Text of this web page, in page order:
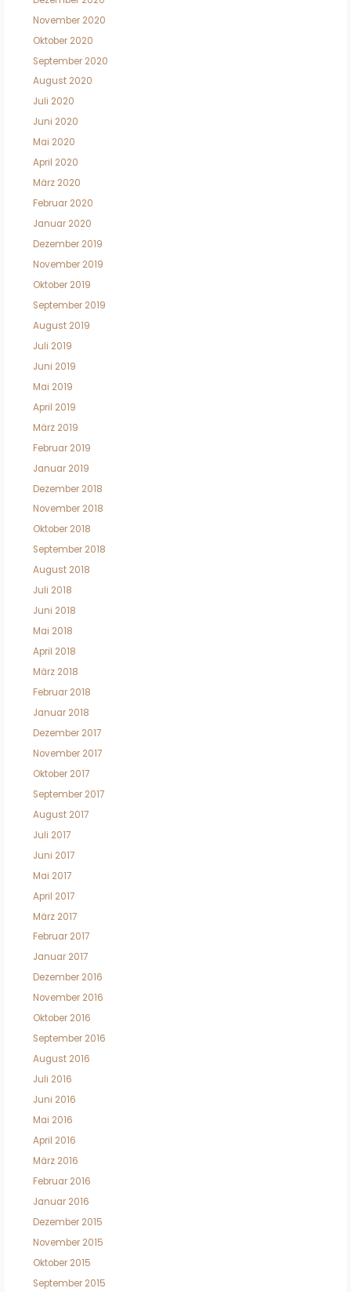
November 2020
Oktober 2020
September 2020
August 2020
Juli 2020
Juni 2020
Mai 2020
April 2020
März 2020
Februar 2020
Januar 2020
Dezember 2019
November 2019
Oktober 2019
September 2019
August 2019
Juli 2019
Juni 2019
Mai 2019
April 2019
März 2019
Februar 2019
Januar 2019
Dezember 2018
November 2018
Oktober 2018
September 2018
August 2018
Juli 2018
Juni 2018
Mai 2018
April 2018
März 2018
Februar 2018
Januar 2018
Dezember 2017
November 2017
Oktober 2017
September 2017
August 2017
Juli 2017
Juni 2017
Mai 2017
April 2017
März 2017
Februar 2017
Januar 2017
Dezember 2016
November 2016
Oktober 2016
September 2016
August 2016
Juli 2016
Juni 2016
Mai 2016
April 2016
März 2016
Februar 2016
Januar 2016
Dezember 2015
November 2015
Oktober 2015
September 2015